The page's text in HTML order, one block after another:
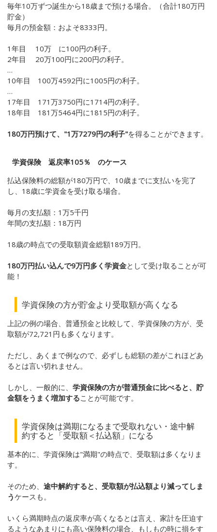
毎年10万ずつ誕生から18歳まで預ける場合。（合計180万円
貯金）
毎月の預金額：およそ8333円。
1年目 10万 に100円の利子。
2年目 20万100円に200円の利子。
…
10年目 100万4592円に1005円の利子。
…
17年目 171万3750円に1714円の利子。
18年目 181万5464円に1815円の利子。
180万円預けて、"1万7279円の利子"を得ることができます。
学資保険 返戻率105％ のケース
払込保険料の総額が180万円で、10歳までに支払いを完了
し、18歳に学資金を受け取る場合。
毎月の支払額：1万5千円
年間の支払額：18万円
18歳の時点での受取額資金総額189万円。
180万円払い込んで9万円多く学資金として受け取ることが可
能！
学資保険の方が貯金より受取額が高くなる
上記の例の場合、普通預金と比較して、学資保険の方が、受
取額が72,721円も多くなります。
ただし、あくまで例なので、必ずしも総額の差がこれほどあ
るとは言い切れません。
しかし、一般的に、 学資保険の方が普通預金に比べると、貯
金額をうまく増加することが可能です。
学資保険は満期になるまで受取れない・途中解
約すると「受取額＜払込額」になる
基本的に、学資保険は"満期"の時点で、受取額は多くなりま
す。
そのため、 途中解約すると、受取額が払込額より減ってしま
うケースも。
いくら満期時点の返戻率が高くなるとは言え、家計を圧迫す
るようなあまりにも高い保険料の場合、もしもの時に損をす